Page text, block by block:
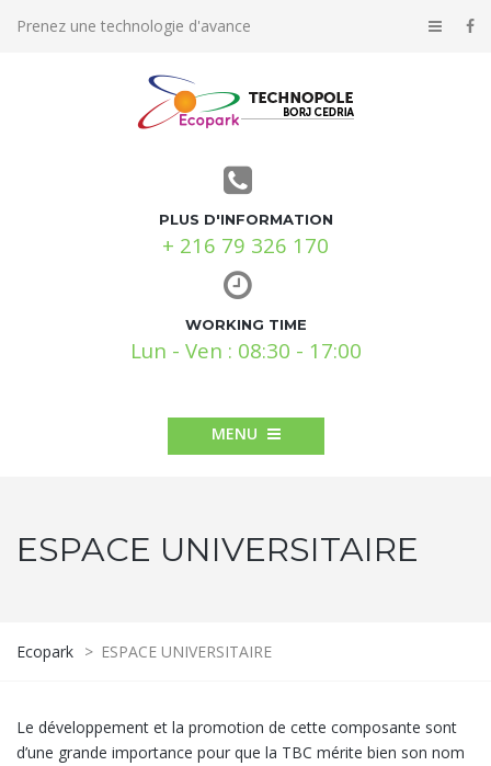
Prenez une technologie d'avance
PLUS D'INFORMATION
+ 216 79 326 170
WORKING TIME
Lun - Ven : 08:30 - 17:00
MENU
ESPACE UNIVERSITAIRE
Ecopark > ESPACE UNIVERSITAIRE
Le développement et la promotion de cette composante sont
d’une grande importance pour que la TBC mérite bien son nom